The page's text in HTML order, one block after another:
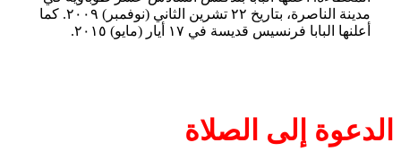
مدينة الناصرة، بتاريخ ٢٢ تشرين الثاني (نوفمبر) ٢٠٠٩. كما
أعلنها البابا فرنسيس قديسة في ١٧ أيار (مايو) ٢٠١٥.
الدعوة إلى الصلاة